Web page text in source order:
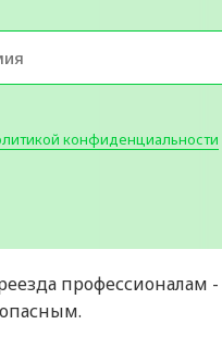
конфиденциальности
профессионалам